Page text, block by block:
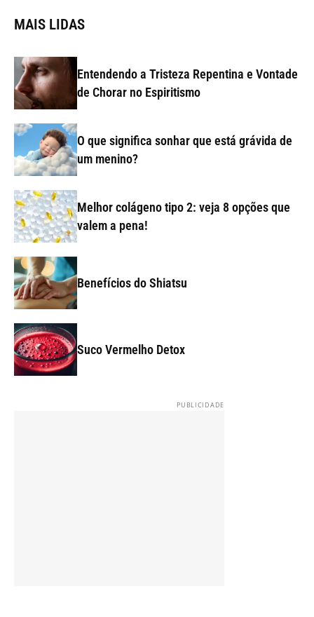
MAIS LIDAS
Entendendo a Tristeza Repentina e Vontade
de Chorar no Espiritismo
O que significa sonhar que está grávida de
um menino?
Melhor colágeno tipo 2: veja 8 opções que
valem a pena!
Benefícios do Shiatsu
Suco Vermelho Detox